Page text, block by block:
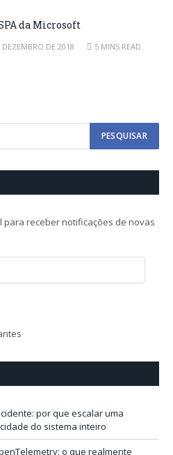
da Microsoft
DEZEMBRO DE 2018 5 MINS READ
para receber notificações de novas
por que escalar uma
do sistema inteiro
o que realmente